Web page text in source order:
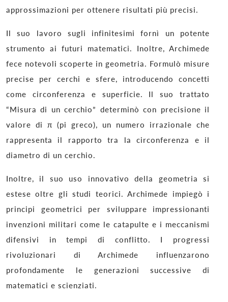
approssimazioni per ottenere risultati più precisi.
Il suo lavoro sugli infinitesimi fornì un potente
strumento ai futuri matematici. Inoltre, Archimede
fece notevoli scoperte in geometria. Formulò misure
precise per cerchi e sfere, introducendo concetti
come circonferenza e superficie. Il suo trattato
“Misura di un cerchio” determinò con precisione il
valore di π (pi greco), un numero irrazionale che
rappresenta il rapporto tra la circonferenza e il
diametro di un cerchio.
Inoltre, il suo uso innovativo della geometria si
estese oltre gli studi teorici. Archimede impiegò i
principi geometrici per sviluppare impressionanti
invenzioni militari come le catapulte e i meccanismi
difensivi in tempi di conflitto. I progressi
rivoluzionari di Archimede influenzarono
profondamente le generazioni successive di
matematici e scienziati.